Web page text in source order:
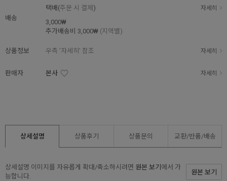
배송
택배(주문 시 결제 ) 자세히
3,000₩
추가배송비 3,000₩ (지역별)
상품정보 우측 '자세히' 참조 자세히
판매자 본사 자세히
상세설명 상품후기 상품문의 교환/반품/배송
상세설명 이미지를 자유롭게 확대/축소하시려면 원본 보기 에서 가
능합니다.
원본 보기